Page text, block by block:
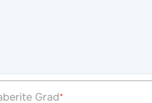
Grad